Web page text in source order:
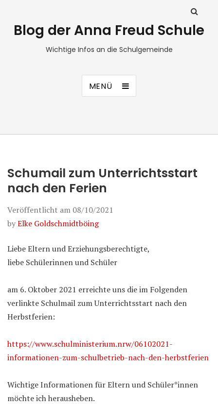
Blog der Anna Freud Schule
Wichtige Infos an die Schulgemeinde
MENÜ
Schumail zum Unterrichtsstart
nach den Ferien
Veröffentlicht am 08/10/2021
byElke Goldschmidtböing
Liebe Eltern und Erziehungsberechtigte,
liebe Schülerinnen und Schüler
am 6. Oktober 2021 erreichte uns die im Folgenden
verlinkte Schulmail zum Unterrichtsstart nach den
Herbstferien:
https://www.schulministerium.nrw/06102021-
informationen-zum-schulbetrieb-nach-den-herbstferien
Wichtige Informationen für Eltern und Schüler*innen
möchte ich herausheben.